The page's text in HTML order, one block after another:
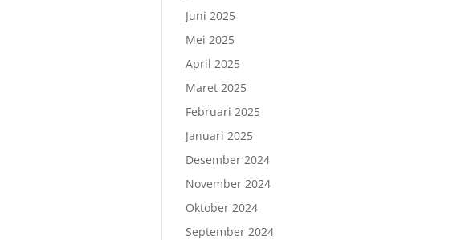
Juni 2025
Mei 2025
April 2025
Maret 2025
Februari 2025
Januari 2025
Desember 2024
November 2024
Oktober 2024
September 2024